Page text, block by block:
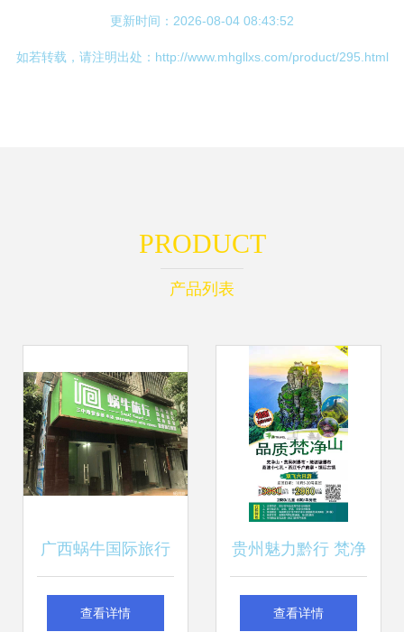
更新时间：2026-08-04 08:43:52
如若转载，请注明出处：http://www.mhgllxs.com/product/295.html
PRODUCT
产品列表
广西蜗牛国际旅行
社有限责任公司柳
查看详情
贵州魅力黔行 梵净
山、黄果树、陡坡
查看详情